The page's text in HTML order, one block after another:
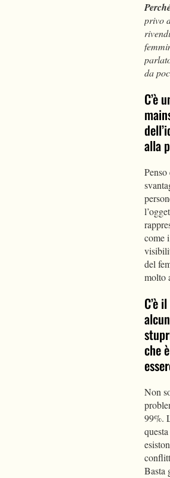
privo
da
C’è
alla
come
del
molto
C’è
che
Non
99%.
Basta